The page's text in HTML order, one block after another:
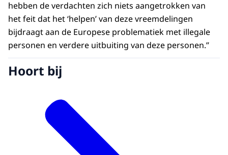
hebben de verdachten zich niets aangetrokken van
het feit dat het ‘helpen’ van deze vreemdelingen
bijdraagt aan de Europese problematiek met illegale
personen en verdere uitbuiting van deze personen.’’
Hoort bij